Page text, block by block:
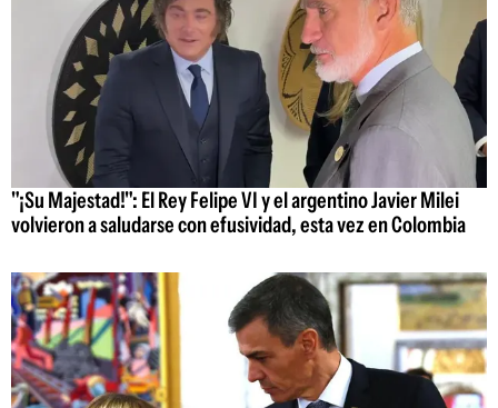
"¡Su Majestad!": El Rey Felipe VI y el argentino Javier Milei
volvieron a saludarse con efusividad, esta vez en Colombia